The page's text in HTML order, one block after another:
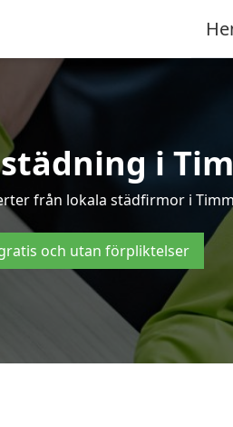
i
från lokala städfirmor i
och utan förpliktelser